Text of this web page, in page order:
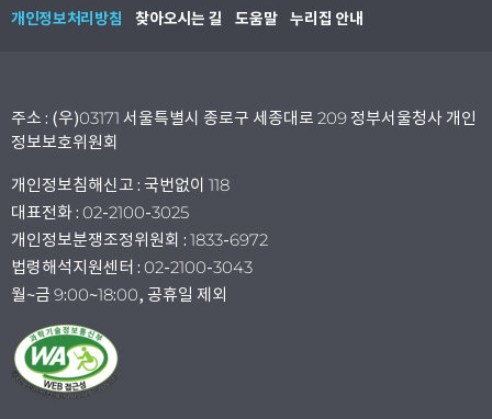
개인정보처리방침 찾아오시는 길 도움말 누리집 안내
주소 : (우)03171 서울특별시 종로구 세종대로 209 정부서울청사 개인
정보보호위원회
개인정보침해신고 : 국번없이 118
대표전화 : 02-2100-3025
개인정보분쟁조정위원회 : 1833-6972
법령해석지원센터 : 02-2100-3043
월~금 9:00~18:00, 공휴일 제외